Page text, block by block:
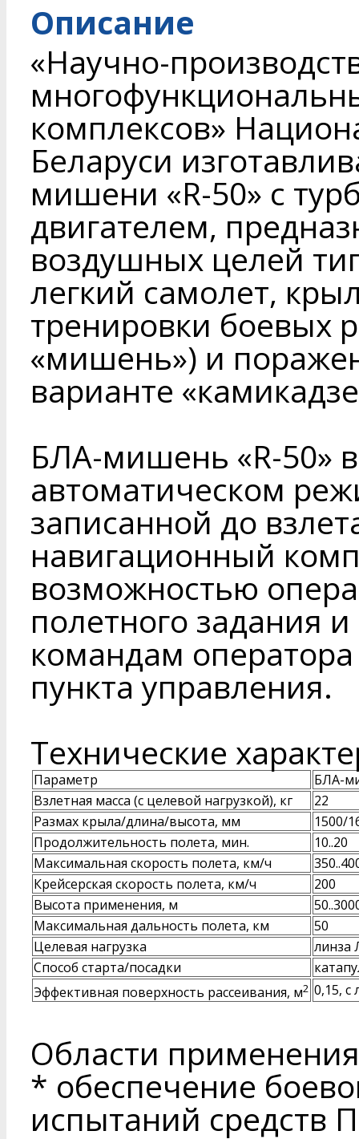
Описание
«Научно-
комплексов»
Беларуси
мишени «R-50» с
двигателем,
воздушных целей
легкий самолет,
тренировки боевых
«мишень») и
варианте
БЛА-мишень «R-50»
автоматическом
записанной до
навигационный
возможностью
полетного задания
командам
пункта управления.
Технические
Параметр
БЛА-
Взлетная масса (с целевой нагрузкой), кг
22
Размах крыла/длина/высота, мм
1500/
Продолжительность полета, мин.
10..20
Максимальная скорость полета, км/ч
Крейсерская скорость полета, км/ч
200
Высота применения, м
Максимальная дальность полета, км
50
Целевая нагрузка
линза
Способ старта/посадки
Эффективная поверхность рассеивания, м2 0,15, с
Области
* обеспечение
испытаний средств